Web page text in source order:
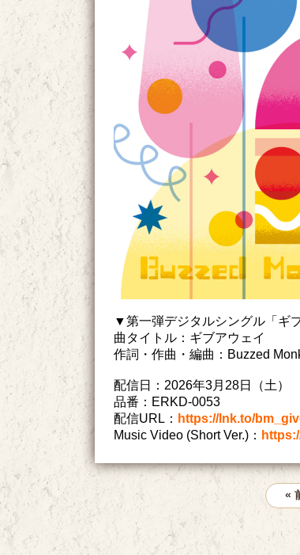
▼第一弾デジタルシングル「ギ
曲タイトル：ギブアウェイ
作詞・作曲・編曲：Buzzed
配信日：2026年3月28日（土）
品番：ERKD-0053
配信URL： https://lnk.to/
Music Video (Short Ver.)：
«